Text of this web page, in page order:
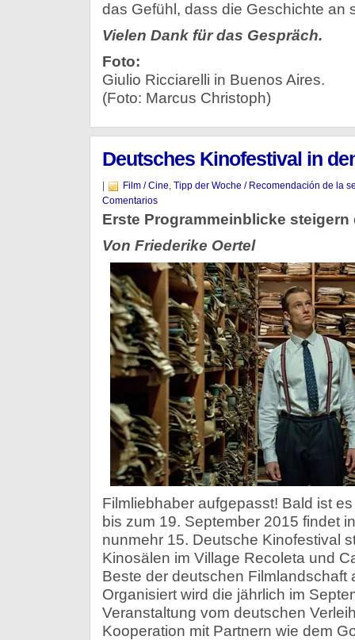
das Gefühl, dass die Geschichte an
Vielen Dank für das Gespräch.
Foto:
Giulio Ricciarelli in Buenos Aires.
(Foto: Marcus Christoph)
Deutsches Kinofestival in
Film / Cine, Tipp der Woche / Recomendación de la
Comentarios
Erste Programmeinblicke steigern
Von Friederike Oertel
Filmliebhaber aufgepasst! Bald ist
bis zum 19. September 2015 findet
nunmehr 15. Deutsche Kinofestival
Kinosälen im Village Recoleta und
Beste der deutschen Filmlandschaft
Organisiert wird die jährlich im
Veranstaltung vom deutschen
Kooperation mit Partnern wie dem